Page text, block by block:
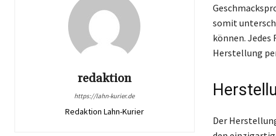
redaktion
https://lahn-kurier.de
Redaktion Lahn-Kurier
somit
können. Jedes
Herstellung
Der